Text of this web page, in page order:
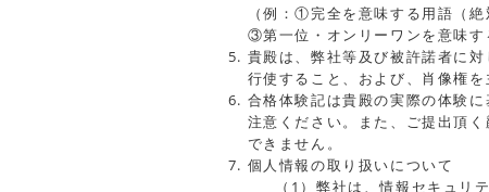
（例：①完全を意味する用語（
③第一位・オンリーワンを意味す
貴殿は、弊社等及び被許諾者に
行使すること、および、肖像権を
合格体験記は貴殿の実際の体験
注意ください。また、ご提出頂
できません。
個人情報の取り扱いについて
（1）弊社は、情報セキュリ